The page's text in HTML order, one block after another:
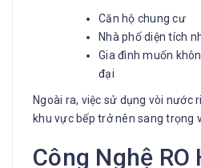
Căn hộ chung cư
Nhà phố diện tích
Gia đình muốn
đại
Ngoài ra, việc sử dụng vòi nước
khu vực bếp trở nên sang trọng
Công Nghệ